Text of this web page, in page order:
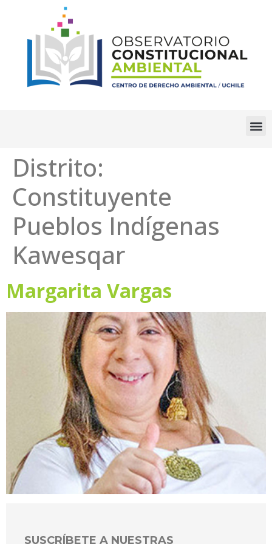
Distrito:
Constituyente
Pueblos Indígenas
Kawesqar
Margarita Vargas
SUSCRÍBETE A NUESTRAS